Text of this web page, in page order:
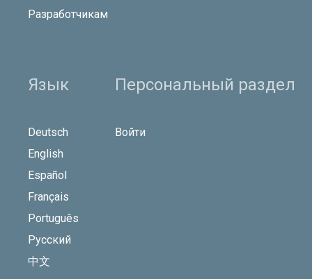
Разработчикам
Язык
Deutsch
English
Español
Français
Português
Русский
中文
Персональный раздел
Войти